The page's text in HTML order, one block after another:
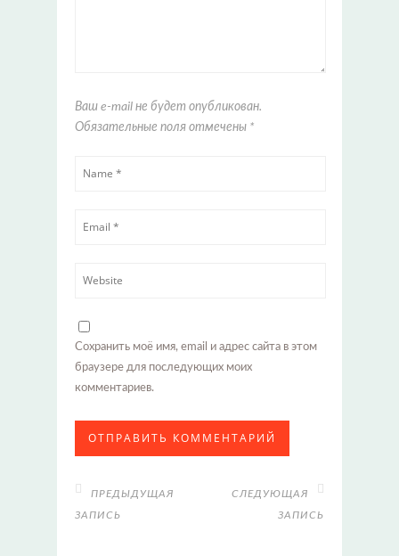
Ваш e-mail не будет опубликован.
Обязательные поля отмечены *
Сохранить моё имя, email и адрес сайта в этом
браузере для последующих моих
комментариев.
ПРЕДЫДУЩАЯ
ЗАПИСЬ
СЛЕДУЮЩАЯ
ЗАПИСЬ